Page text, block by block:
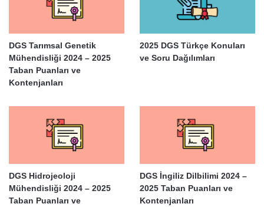
DGS Tarımsal Genetik
Mühendisliği 2024 – 2025
Taban Puanları ve
Kontenjanları
2025 DGS Türkçe Konuları
ve Soru Dağılımları
DGS Hidrojeoloji
Mühendisliği 2024 – 2025
Taban Puanları ve
DGS İngiliz Dilbilimi 2024 –
2025 Taban Puanları ve
Kontenjanları